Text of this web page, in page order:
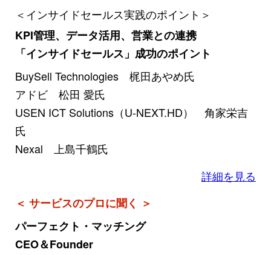
＜インサイドセールス実践のポイント＞
KPI管理、データ活用、営業との連携
「インサイドセールス」成功のポイント
BuySell Technologies 梶田あやめ氏
アドビ 松田 愛氏
USEN ICT Solutions（U-NEXT.HD） 角家栄吉
氏
Nexal 上島千鶴氏
詳細を見る
＜ サービスのプロに聞く ＞
パーフェクト・マッチング
CEO＆Founder